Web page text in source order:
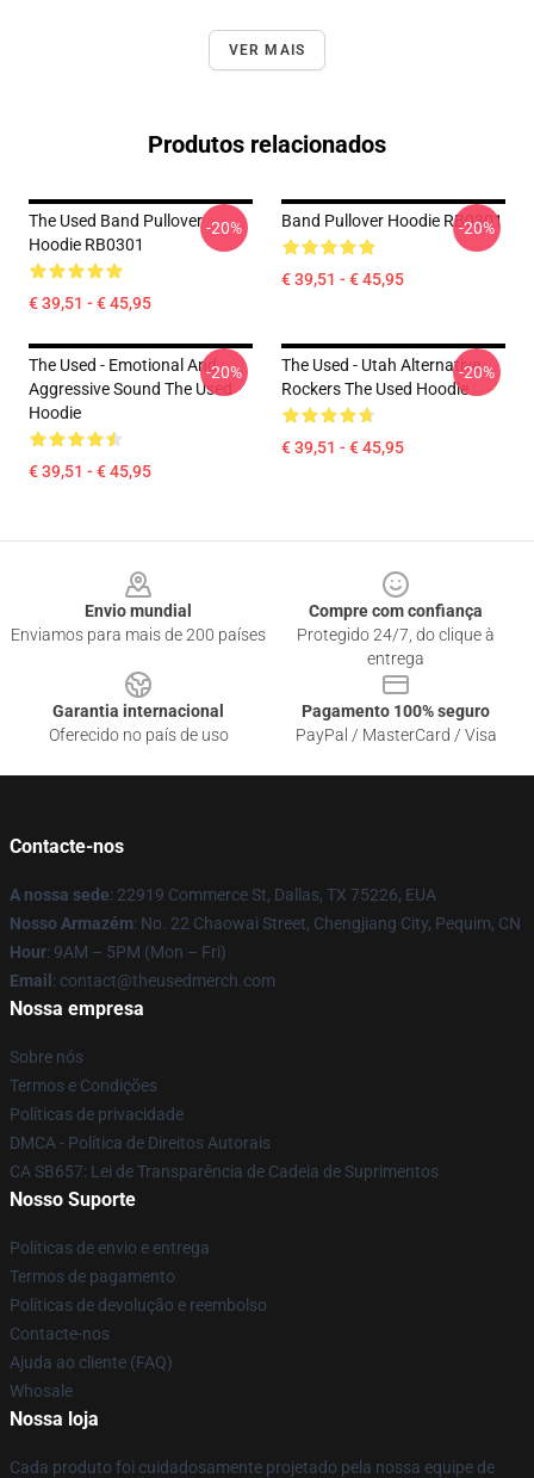
VER MAIS
Produtos relacionados
The Used Band Pullover
Hoodie RB0301
€ 39,51 - € 45,95
-20% Band Pullover Hoodie RB0301
€ 39,51 - € 45,95
-20%
The Used - Emotional And
Aggressive Sound The Used
Hoodie
€ 39,51 - € 45,95
-20%
The Used - Utah Alternative
Rockers The Used Hoodie
€ 39,51 - € 45,95
-20%
Envio mundial
Enviamos para mais de 200 países
Compre com confiança
Protegido 24/7, do clique à
entrega
Garantia internacional
Oferecido no país de uso
Pagamento 100% seguro
PayPal / MasterCard / Visa
Contacte-nos
A nossa sede: 22919 Commerce St, Dallas, TX 75226, EUA
Nosso Armazém: No. 22 Chaowai Street, Chengjiang City, Pequim, CN
Hour: 9AM – 5PM (Mon – Fri)
Email : contact@theusedmerch.com
Nossa empresa
Sobre nós
Termos e Condições
Políticas de privacidade
DMCA - Política de Direitos Autorais
CA SB657: Lei de Transparência de Cadeia de Suprimentos
Nosso Suporte
Políticas de envio e entrega
Termos de pagamento
Políticas de devolução e reembolso
Contacte-nos
Ajuda ao cliente (FAQ)
Whosale
Nossa loja
Cada produto foi cuidadosamente projetado pela nossa equipe de